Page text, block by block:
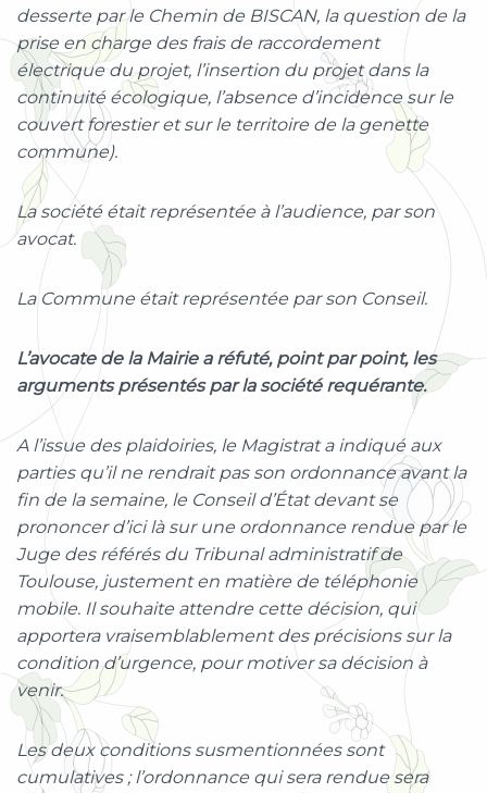
desserte par le Chemin de BISCAN, la question de la
prise en charge des frais de raccordement
électrique du projet, l’insertion du projet dans la
continuité écologique, l’absence d’incidence sur le
couvert forestier et sur le territoire de la genette
commune).
La société était représentée à l’audience, par son
avocat.
La Commune était représentée par son Conseil.
L’avocate de la Mairie a réfuté, point par point, les
arguments présentés par la société requérante.
A l’issue des plaidoiries, le Magistrat a indiqué aux
parties qu’il ne rendrait pas son ordonnance avant la
fin de la semaine, le Conseil d’État devant se
prononcer d’ici là sur une ordonnance rendue par le
Juge des référés du Tribunal administratif de
Toulouse, justement en matière de téléphonie
mobile. Il souhaite attendre cette décision, qui
apportera vraisemblablement des précisions sur la
condition d’urgence, pour motiver sa décision à
venir.
Les deux conditions susmentionnées sont
cumulatives ; l’ordonnance qui sera rendue sera